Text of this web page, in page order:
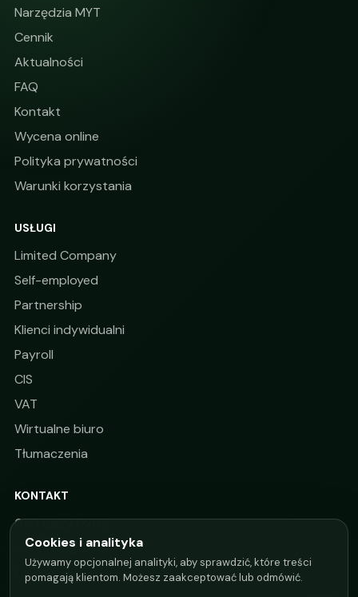
Narzędzia MYT
Cennik
Aktualności
FAQ
Kontakt
Wycena online
Polityka prywatności
Warunki korzystania
USŁUGI
Limited Company
Self-employed
Partnership
Klienci indywidualni
Payroll
CIS
VAT
Wirtualne biuro
Tłumaczenia
KONTAKT
020 8422 0202
info@alphataxoffice.co.uk
Facebook
Cookies i analityka
Używamy opcjonalnej analityki, aby sprawdzić, które treści
pomagają klientom. Możesz zaakceptować lub odmówić.